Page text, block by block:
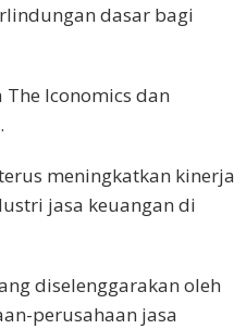
dasar bagi
Iconomics dan
meningkatkan kinerja
jasa keuangan di
diselenggarakan oleh
perusahaan jasa